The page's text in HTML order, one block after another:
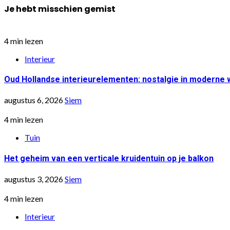
Je hebt misschien gemist
4 min lezen
Interieur
Oud Hollandse interieurelementen: nostalgie in moderne
augustus 6, 2026Siem
4 min lezen
Tuin
Het geheim van een verticale kruidentuin op je balkon
augustus 3, 2026Siem
4 min lezen
Interieur